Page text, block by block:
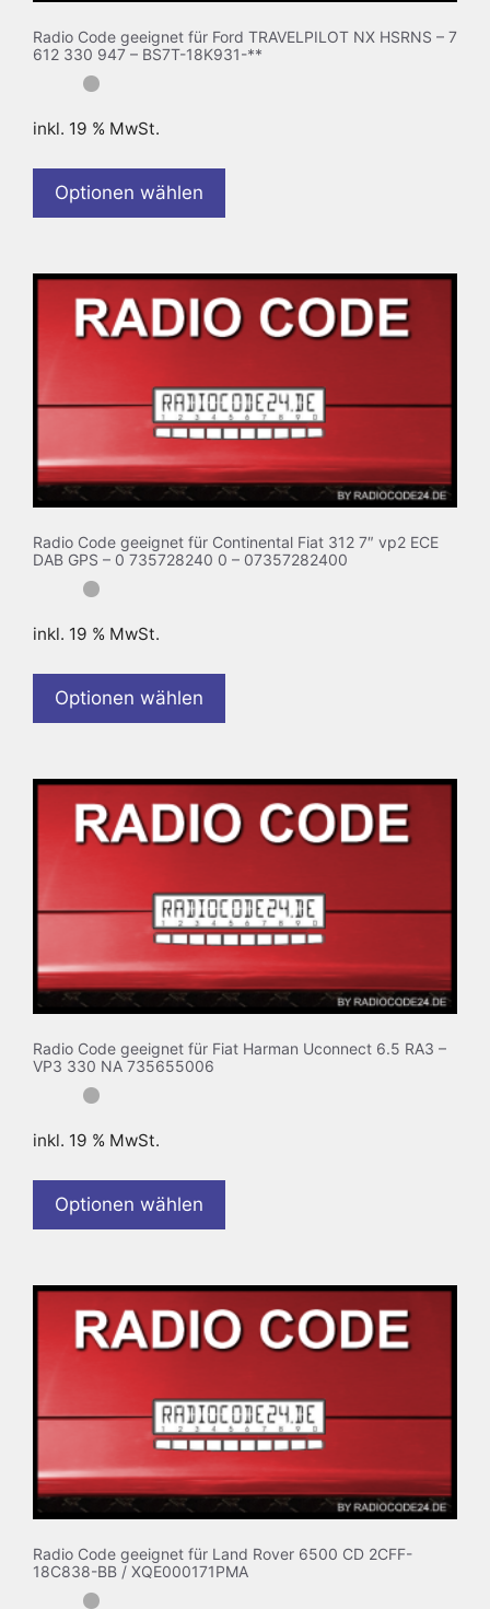
Radio Code geeignet für Ford TRAVELPILOT NX HSRNS – 7
612 330 947 – BS7T-18K931-**
inkl. 19 % MwSt.
Optionen wählen
Radio Code geeignet für Continental Fiat 312 7″ vp2 ECE
DAB GPS – 0 735728240 0 – 07357282400
inkl. 19 % MwSt.
Optionen wählen
Radio Code geeignet für Fiat Harman Uconnect 6.5 RA3 –
VP3 330 NA 735655006
inkl. 19 % MwSt.
Optionen wählen
Radio Code geeignet für Land Rover 6500 CD 2CFF-
18C838-BB / XQE000171PMA